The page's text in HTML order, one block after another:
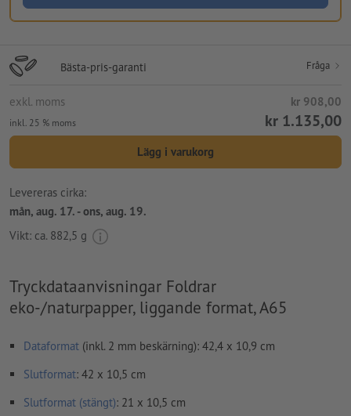
Bästa-pris-garanti Fråga
exkl. moms kr 908,00
inkl. 25 % moms kr 1.135,00
Lägg i varukorg
Levereras cirka:
mån, aug. 17. - ons, aug. 19.
Vikt: ca. 882,5 g
Tryckdataanvisningar Foldrar
eko-/naturpapper, liggande format, A65
Dataformat (inkl. 2 mm beskärning): 42,4 x 10,9 cm
Slutformat: 42 x 10,5 cm
Slutformat (stängt): 21 x 10,5 cm